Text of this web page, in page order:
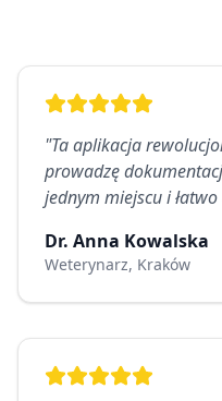
"Ta aplikacja
prowadzę
jednym miejscu i
Dr. Anna Kowalska
Weterynarz, Kraków